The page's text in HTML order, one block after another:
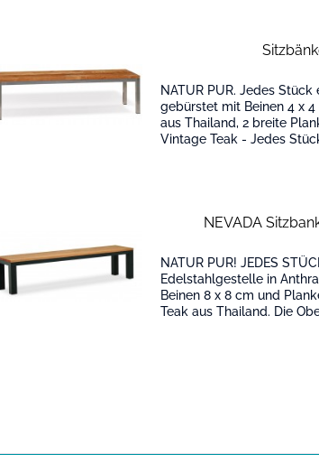
NATUR PUR. Jedes
gebürstet mit Beinen 4 x
aus Thailand, 2 breite
Vintage Teak - Jedes
NEVADA
NATUR PUR! JEDES
Edelstahlgestelle in
Beinen 8 x 8 cm und
Teak aus Thailand. Die